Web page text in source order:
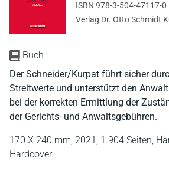
Buch
Der Schneider/Kurpat führt sicher
Streitwerte und unterstützt den
bei der korrekten Ermittlung der
der Gerichts- und Anwaltsgebühren.
170 X 240 mm, 2021, 1.904 Seiten,
Hardcover
ISBN 978-3-504-47117-0
Verlag Dr. Otto Schmidt